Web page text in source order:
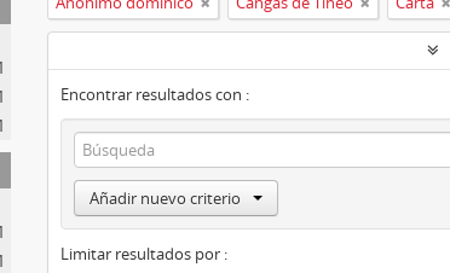
Encontrar resultados con :
Añadir nuevo criterio
Limitar resultados por :